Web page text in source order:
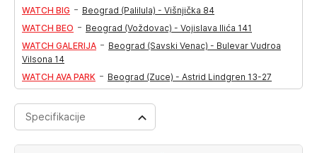
WATCH BIG - Beograd (Palilula) - Višnjička 84
WATCH BEO - Beograd (Voždovac) - Vojislava Ilića 141
WATCH GALERIJA - Beograd (Savski Venac) - Bulevar Vudroa
Vilsona 14
WATCH AVA PARK - Beograd (Zuce) - Astrid Lindgren 13-27
Specifikacije